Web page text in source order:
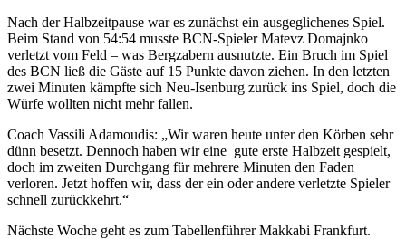
Nach der Halbzeitpause war es zunächst ein ausgeglichenes Spiel.
Beim Stand von 54:54 musste BCN-Spieler Matevz Domajnko
verletzt vom Feld – was Bergzabern ausnutzte. Ein Bruch im Spiel
des BCN ließ die Gäste auf 15 Punkte davon ziehen. In den letzten
zwei Minuten kämpfte sich Neu-Isenburg zurück ins Spiel, doch die
Würfe wollten nicht mehr fallen.
Coach Vassili Adamoudis: „Wir waren heute unter den Körben sehr
dünn besetzt. Dennoch haben wir eine gute erste Halbzeit gespielt,
doch im zweiten Durchgang für mehrere Minuten den Faden
verloren. Jetzt hoffen wir, dass der ein oder andere verletzte Spieler
schnell zurückkehrt.“
Nächste Woche geht es zum Tabellenführer Makkabi Frankfurt.